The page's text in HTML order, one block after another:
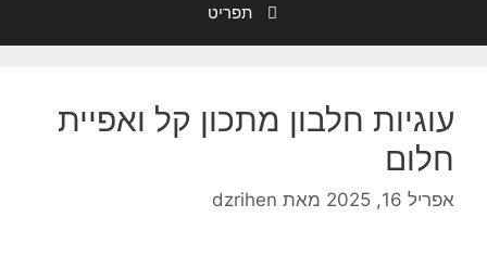
תפריט
עוגיות חלבון מתכון קל ואפיית
חלום
אפריל 16, 2025 מאת dzrihen